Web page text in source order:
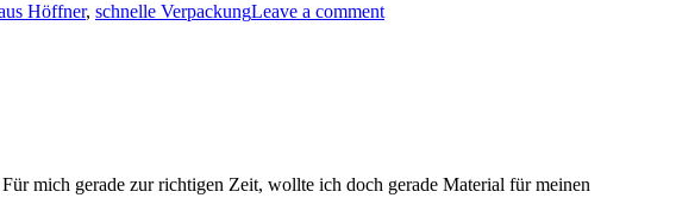
Höffner, schnelle VerpackungLeave a comment
mich gerade zur richtigen Zeit, wollte ich doch gerade Material für meinen